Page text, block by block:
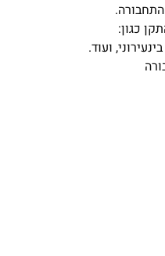
כגון:
ועוד.